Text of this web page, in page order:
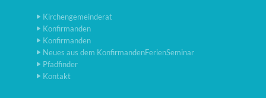
Kirchengemeinderat
Konfirmanden
Konfirmanden
Neues aus dem KonfirmandenFerienSeminar
Pfadfinder
Kontakt